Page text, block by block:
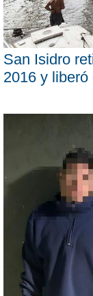
San Isidro
2016 y